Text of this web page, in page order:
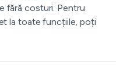
fără costuri. Pentru
la toate funcțiile, poți